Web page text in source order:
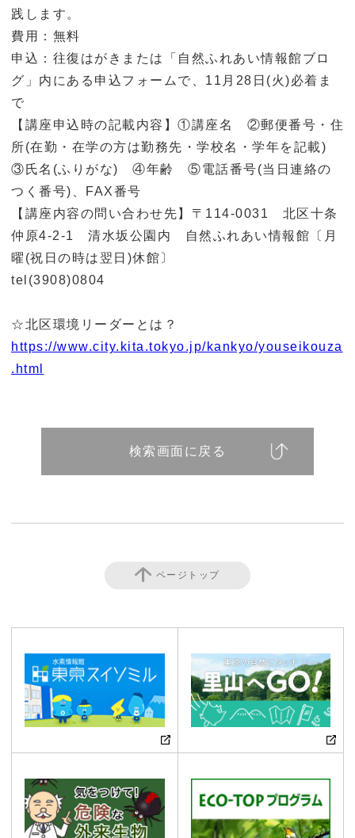
践します。
費用：無料
申込：往復はがきまたは「自然ふれあい情報館ブロ
グ」内にある申込フォームで、11月28日(火)必着ま
で
【講座申込時の記載内容】①講座名 ②郵便番号・住
所(在勤・在学の方は勤務先・学校名・学年を記載)
③氏名(ふりがな) ④年齢 ⑤電話番号(当日連絡の
つく番号)、FAX番号
【講座内容の問い合わせ先】〒114-0031 北区十条
仲原4-2-1 清水坂公園内 自然ふれあい情報館〔月
曜(祝日の時は翌日)休館〕
tel(3908)0804
☆北区環境リーダーとは？
https://www.city.kita.tokyo.jp/kankyo/youseikouza
.html
検索画面に戻る
ページトップ